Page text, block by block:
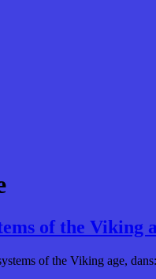
of the Viking
of the Viking age,